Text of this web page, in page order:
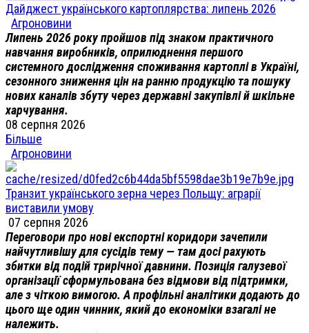
Дайджест українського картоплярства: липень 2026
Агроновини
Липень 2026 року пройшов під знаком практичного
навчання виробників, оприлюднення першого
системного дослідження споживання картоплі в Україні,
сезонного зниження цін на ранню продукцію та пошуку
нових каналів збуту через державні закупівлі й шкільне
харчування.
08 серпня 2026
Більше
Агроновини
Транзит українського зерна через Польщу: аграрії
виставили умову
07 серпня 2026
Переговори про нові експортні коридори зачепили
найчутливішу для сусідів тему — там досі рахують
збитки від подій трирічної давнини. Позиція галузевої
організації сформульована без відмови від підтримки,
але з чіткою вимогою. А профільні аналітики додають до
цього ще один чинник, який до економіки взагалі не
належить.